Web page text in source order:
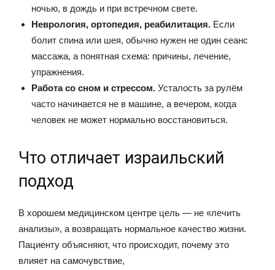
ночью, в дождь и при встречном свете.
Неврология, ортопедия, реабилитация. Если
болит спина или шея, обычно нужен не один сеанс
массажа, а понятная схема: причины, лечение,
упражнения.
Работа со сном и стрессом. Усталость за рулём
часто начинается не в машине, а вечером, когда
человек не может нормально восстановиться.
Что отличает израильский
подход
В хорошем медицинском центре цель — не «лечить
анализы», а возвращать нормальное качество жизни.
Пациенту объясняют, что происходит, почему это
влияет на самочувствие,